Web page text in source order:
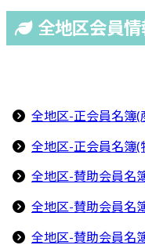
全地区会員情
全地区-正会員名簿(
全地区-正会員名簿(
全地区-賛助会員名
全地区-賛助会員名
全地区-賛助会員名